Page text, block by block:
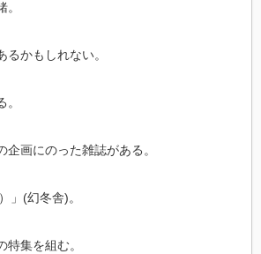
るかもしれない。
企画にのった雑誌がある。
」(幻冬舎)。
集を組む。